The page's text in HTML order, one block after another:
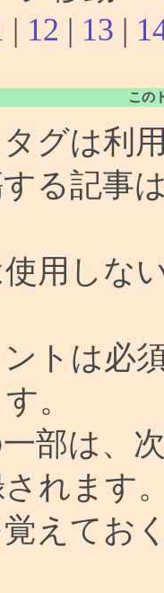
| 12 | 13 |
この
グは利
る記事
用しな
トは必
。
部は、
れます
えてお